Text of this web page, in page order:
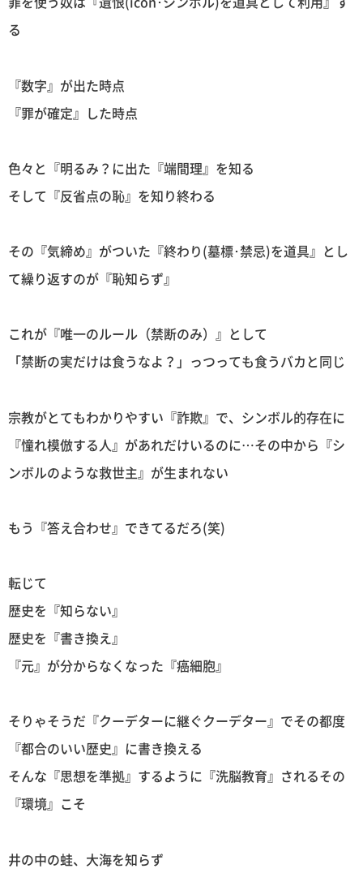
る
『数字』が出た時点
『罪が確定』した時点
色々と『明るみ？に出た『端間理』を知る
そして『反省点の恥』を知り終わる
その『気締め』がついた『終わり(墓標･禁忌)を道具』とし
て繰り返すのが『恥知らず』
これが『唯一のルール（禁断のみ）』として
「禁断の実だけは食うなよ？」っつっても食うバカと同じ
宗教がとてもわかりやすい『詐欺』で、シンボル的存在に
『憧れ模倣する人』があれだけいるのに…その中から『シ
ンボルのような救世主』が生まれない
もう『答え合わせ』できてるだろ(笑)
転じて
歴史を『知らない』
歴史を『書き換え』
『元』が分からなくなった『癌細胞』
そりゃそうだ『クーデターに継ぐクーデター』でその都度
『都合のいい歴史』に書き換える
そんな『思想を準拠』するように『洗脳教育』されるその
『環境』こそ
井の中の蛙、大海を知らず